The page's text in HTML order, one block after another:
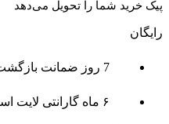
پیک خرید شما را تحویل می‌دهد
رایگان
7 روز ضمانت بازگشت وجه
۶ ماه گارانتی لایت اسمارت